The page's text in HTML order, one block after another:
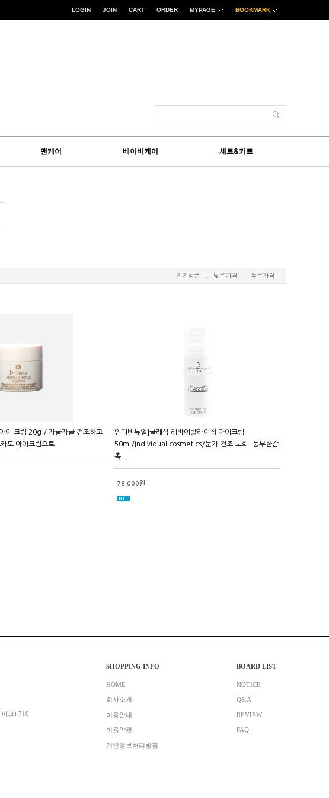
LOGIN JOIN CART ORDER MYPAGE BOOKMARK
맨케어 베이비케어 세트&키트
인기상품 낮은가격 높은가격
이 크림 20g / 자글자글 건조하고
도 아이크림으로
인디비듀얼]클래식 리바이탈라이징 아이크림
50ml/Individual cosmetics/눈가 건조.노화. 풍부한감
촉...
78,000원
크) 710
SHOPPING INFO
HOME
회사소개
이용안내
이용약관
개인정보처리방침
BOARD LIST
NOTICE
Q&A
REVIEW
FAQ